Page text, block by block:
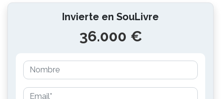
Invierte en SouLivre
36.000 €